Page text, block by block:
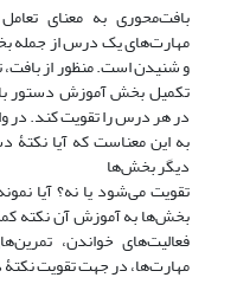
بافت‌محوری به معنای
مهارت‌های یک درس از جمله
و شنیدن است. منظور از
تکمیل بخش آموزش دستور
در هر درس را تقویت کند. در
به این معناست که آیا
دیگر بخش‌ها
تقویت می‌شود یا نه؟ آیا
بخش‌ها به آموزش آن نکته
فعالیت‌های خواندن،
مهارت‌ها، در جهت تقویت